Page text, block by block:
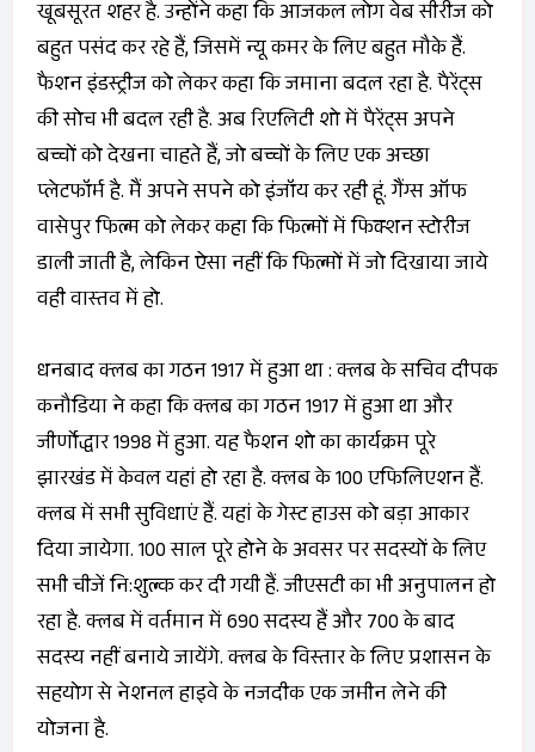
खूबसूरत शहर है. उन्होंने कहा कि आजकल लोग वेब सीरीज को
बहुत पसंद कर रहे हैं, जिसमें न्यू कमर के लिए बहुत मौके हैं.
फैशन इंडस्ट्रीज को लेकर कहा कि जमाना बदल रहा है. पैरेंट्स
की सोच भी बदल रही है. अब रिएलिटी शो में पैरेंट्स अपने
बच्चों को देखना चाहते हैं, जो बच्चों के लिए एक अच्छा
प्लेटफॉर्म है. मैं अपने सपने को इंजॉय कर रही हूं. गैंग्स ऑफ
वासेपुर फिल्म को लेकर कहा कि फिल्मों में फिक्शन स्टोरीज
डाली जाती है, लेकिन ऐसा नहीं कि फिल्मों में जो दिखाया जाये
वही वास्तव में हो.
धनबाद क्लब का गठन 1917 में हुआ था : क्लब के सचिव दीपक
कनौडिया ने कहा कि क्लब का गठन 1917 में हुआ था और
जीर्णोद्धार 1998 में हुआ. यह फैशन शो का कार्यक्रम पूरे
झारखंड में केवल यहां हो रहा है. क्लब के 100 एफिलिएशन हैं.
क्लब में सभी सुविधाएं हैं. यहां के गेस्ट हाउस को बड़ा आकार
दिया जायेगा. 100 साल पूरे होने के अवसर पर सदस्यों के लिए
सभी चीजें नि:शुल्क कर दी गयी हैं. जीएसटी का भी अनुपालन हो
रहा है. क्लब में वर्तमान में 690 सदस्य हैं और 700 के बाद
सदस्य नहीं बनाये जायेंगे. क्लब के विस्तार के लिए प्रशासन के
सहयोग से नेशनल हाइवे के नजदीक एक जमीन लेने की
योजना है.